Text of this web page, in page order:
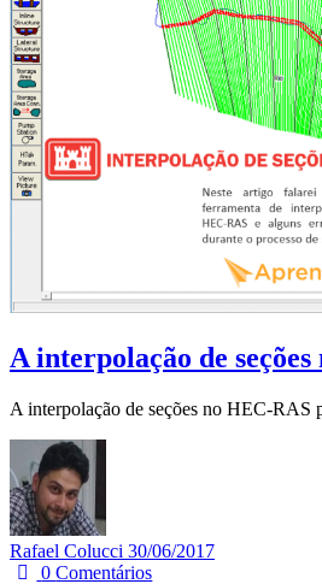
A interpolação de
A interpolação de seções no HEC-RAS
Rafael Colucci 30/06/2017
0Comentários